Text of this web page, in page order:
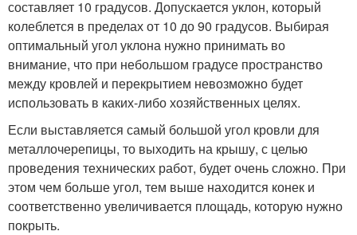
составляет 10 градусов. Допускается уклон, который
колеблется в пределах от 10 до 90 градусов. Выбирая
оптимальный угол уклона нужно принимать во
внимание, что при небольшом градусе пространство
между кровлей и перекрытием невозможно будет
использовать в каких-либо хозяйственных целях.
Если выставляется самый большой угол кровли для
металлочерепицы, то выходить на крышу, с целью
проведения технических работ, будет очень сложно. При
этом чем больше угол, тем выше находится конек и
соответственно увеличивается площадь, которую нужно
покрыть.